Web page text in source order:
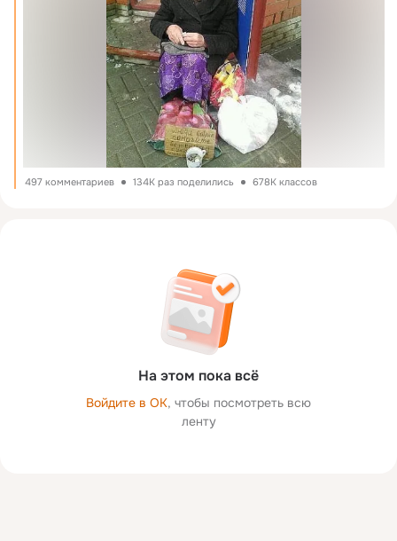
497 комментариев 134K раз поделились 678K классов
На этом пока всё
Войдите в ОК, чтобы посмотреть всю
ленту